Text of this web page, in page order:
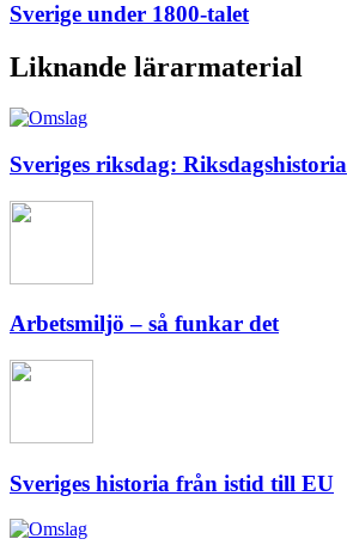
Sverige under 1800-talet
Liknande lärarmaterial
Sveriges riksdag: Riksdagshistoria
Arbetsmiljö – så funkar det
Sveriges historia från istid till EU